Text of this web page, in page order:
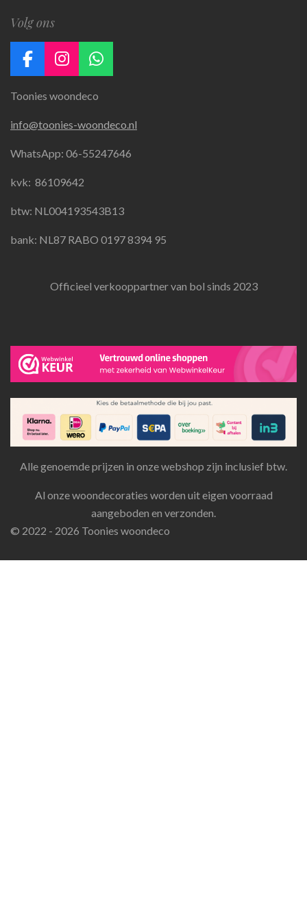
Volg ons
F
c
b
o
k
I
s
a
g
a
W
a
s
A
Toonies woondeco
info@toonies-woondeco.nl
WhatsApp: 06-55247646
kvk: 86109642
btw: NL004193543B13
bank: NL87 RABO 0197 8394 95
Officieel verkooppartner van bol sinds 2023
Alle genoemde prijzen in onze webshop zijn inclusief btw.
Al onze woondecoraties worden uit eigen voorraad
aangeboden en verzonden.
© 2022 - 2026 Toonies woondeco